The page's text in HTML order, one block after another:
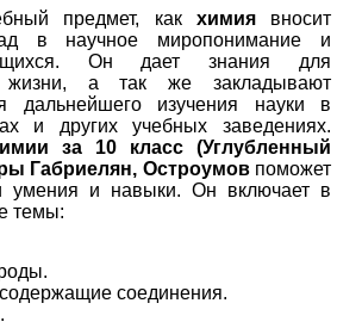
предмет, как химиявносит
в научное миропонимание и
Он дает знания для
жизни, а так же закладывают
дальнейшего изучения науки в
и других учебных заведениях.
за 10 класс (Углубленный
Габриелян, Остроумовпоможет
умения и навыки. Он включает в
темы:
соединения.